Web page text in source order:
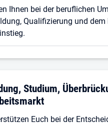
Ihnen bei der beruflichen
Qualifizierung und dem
Studium,
Euch bei der